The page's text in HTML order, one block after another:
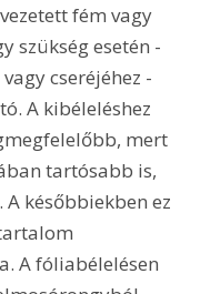
fém vagy
szükség esetén -
cseréjéhez -
A kibéleléshez
mert
tartósabb is,
későbbiekben ez
A fóliabélelésen